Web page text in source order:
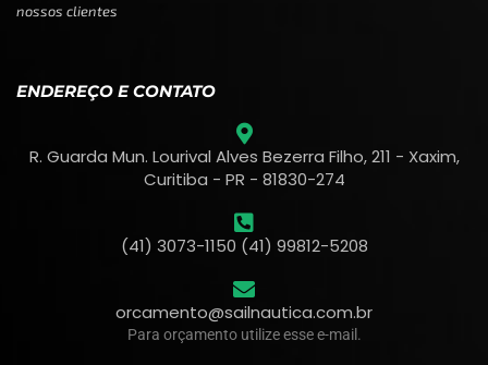
nossos clientes
ENDEREÇO E CONTATO
R. Guarda Mun. Lourival Alves Bezerra Filho, 211 - Xaxim,
Curitiba - PR - 81830-274
(41) 3073-1150 (41) 99812-5208
orcamento@sailnautica.com.br
Para orçamento utilize esse e-mail.